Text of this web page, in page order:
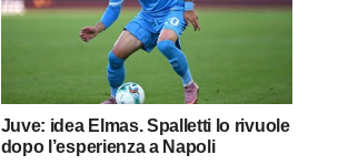
Juve: idea Elmas. Spalletti lo rivuole
dopo l’esperienza a Napoli